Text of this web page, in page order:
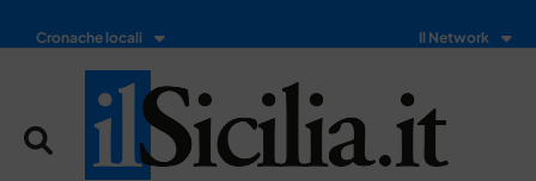
Cronache locali Il Network